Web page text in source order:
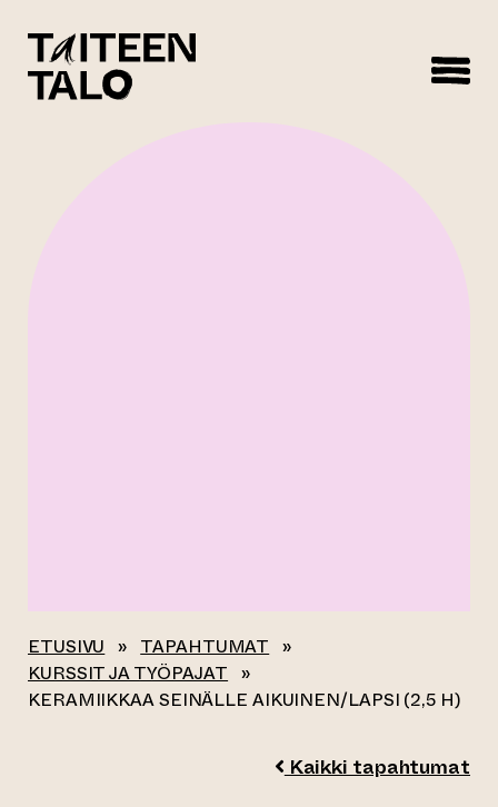
ETUSIVU » TAPAHTUMAT »
KURSSIT JA TYÖPAJAT »
KERAMIIKKAA SEINÄLLE AIKUINEN/LAPSI (2,5 H)
Kaikki tapahtumat